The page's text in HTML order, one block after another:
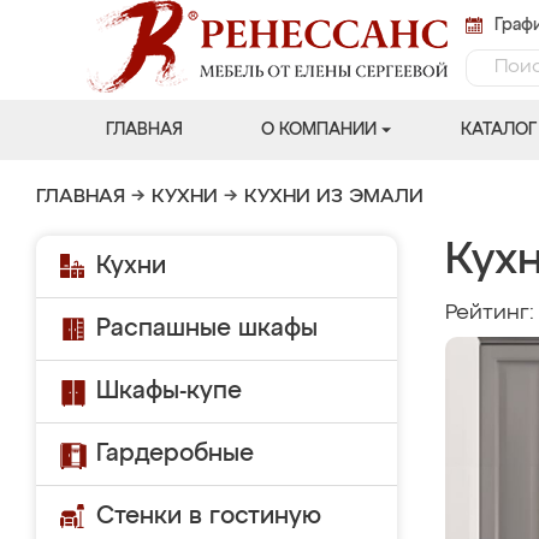
ГЛАВНАЯ О КОМПАНИИ КАТАЛОГ
ГЛАВНАЯ → КУХНИ → КУХНИ ИЗ ЭМАЛИ
Кухни
Распашные шкафы
Шкафы-купе
Гардеробные
Стенки в гостиную
Рейтинг: